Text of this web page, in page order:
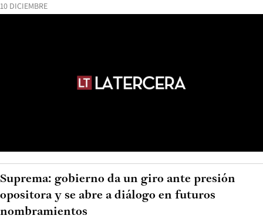
10 DICIEMBRE
Suprema: gobierno da un giro ante presión
opositora y se abre a diálogo en futuros
nombramientos